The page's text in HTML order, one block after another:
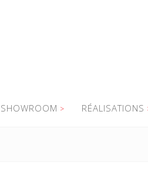
SHOWROOM RÉALISATIONS